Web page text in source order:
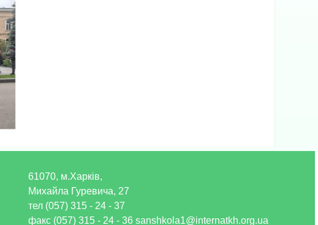
61070, м.Харків,
Михайла Гуревича, 27
тел (057) 315 - 24 - 37
факс (057) 315 - 24 - 36 sanshkola1@internatkh.org.ua